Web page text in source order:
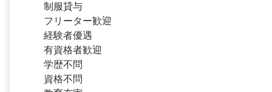
制服貸与
フリーター歓迎
経験者優遇
有資格者歓迎
学歴不問
資格不問